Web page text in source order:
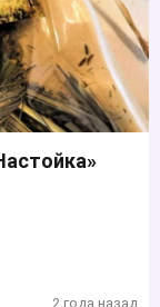
2 года назад